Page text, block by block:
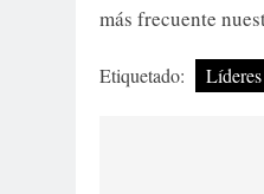
más frecuente
Etiquetado: Líderes